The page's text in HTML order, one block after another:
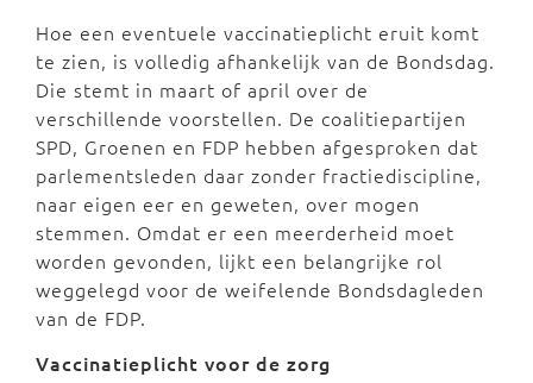
Hoe een eventuele vaccinatieplicht eruit komt
te zien, is volledig afhankelijk van de Bondsdag.
Die stemt in maart of april over de
verschillende voorstellen. De coalitiepartijen
SPD, Groenen en FDP hebben afgesproken dat
parlementsleden daar zonder fractiediscipline,
naar eigen eer en geweten, over mogen
stemmen. Omdat er een meerderheid moet
worden gevonden, lijkt een belangrijke rol
weggelegd voor de weifelende Bondsdagleden
van de FDP.
Vaccinatieplicht voor de zorg